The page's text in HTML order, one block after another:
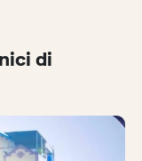
di